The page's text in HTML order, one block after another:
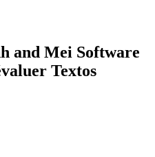
and Mei Software
Textos